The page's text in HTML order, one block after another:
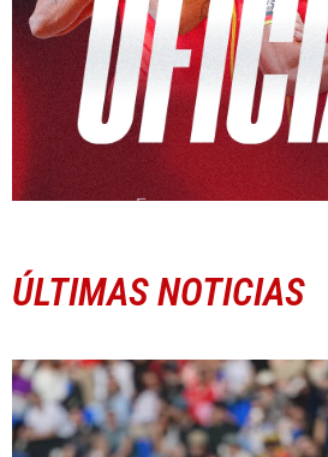
ÚLTIMAS NOTICIAS